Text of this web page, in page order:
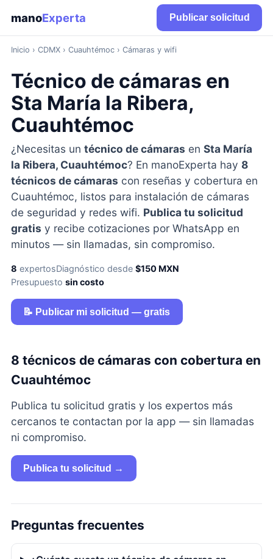
manoExperta Publicar solicitud
Inicio › CDMX› Cuauhtémoc › Cámaras y wifi
Técnico de cámaras en
Sta María la Ribera,
Cuauhtémoc
¿Necesitas un técnico de cámaras en Sta María
la Ribera, Cuauhtémoc? En manoExperta hay 8
técnicos de cámaras con reseñas y cobertura en
Cuauhtémoc, listos para instalación de cámaras
de seguridad y redes wifi. Publica tu solicitud
gratis y recibe cotizaciones por WhatsApp en
minutos — sin llamadas, sin compromiso.
8 expertosDiagnóstico desde $150 MXN
Presupuesto sin costo
📝 Publicar mi solicitud — gratis
8 técnicos de cámaras con cobertura en
Cuauhtémoc
Publica tu solicitud gratis y los expertos más
cercanos te contactan por la app — sin llamadas
ni compromiso.
Publica tu solicitud →
Preguntas frecuentes